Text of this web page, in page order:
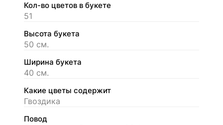
Кол-во цветов в букете
51
Высота букета
50 см.
Ширина букета
40 см.
Какие цветы содержит
Гвоздика
Повод